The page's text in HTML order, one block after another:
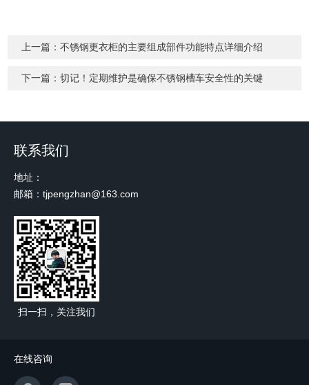
上一篇：不锈钢更衣柜的主要组成部件功能特点详细介绍
下一篇：切记！定期维护是确保不锈钢槽车安全性的关键
联系我们
地址：
邮箱：tjpengzhan@163.com
扫一扫，关注我们
在线咨询